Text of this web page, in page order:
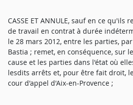
CASSE ET ANNULE, sauf en ce qu'ils
de travail en contrat à durée
le 28 mars 2012, entre les parties,
Bastia ; remet, en conséquence, sur
cause et les parties dans l'état où
lesdits arrêts et, pour être fait droit,
cour d'appel d'Aix-en-Provence ;